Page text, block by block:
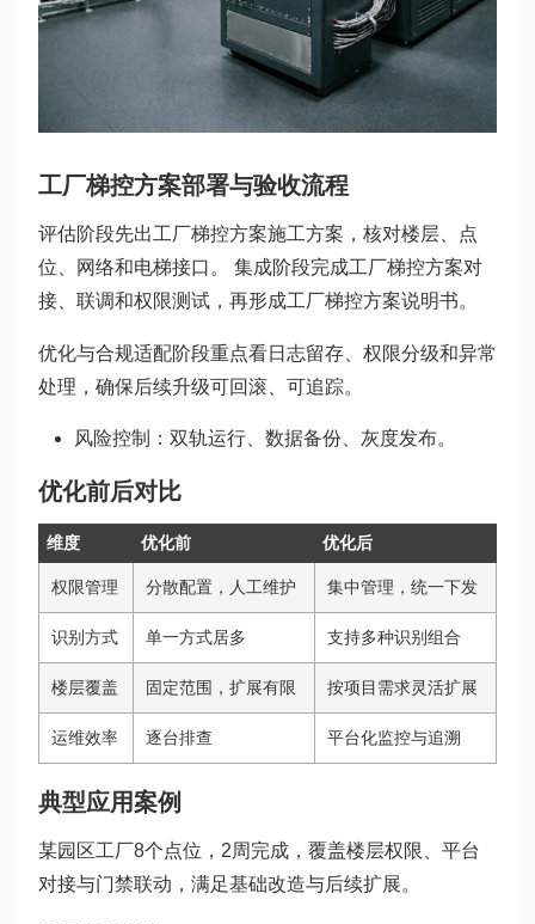
工厂梯控方案部署与验收流程
评估阶段先出工厂梯控方案施工方案，核对楼层、点
位、网络和电梯接口。 集成阶段完成工厂梯控方案对
接、联调和权限测试，再形成工厂梯控方案说明书。
优化与合规适配阶段重点看日志留存、权限分级和异常
处理，确保后续升级可回滚、可追踪。
风险控制：双轨运行、数据备份、灰度发布。
优化前后对比
维度 优化前 优化后
权限管理 分散配置，人工维护 集中管理，统一下发
识别方式 单一方式居多 支持多种识别组合
楼层覆盖 固定范围，扩展有限 按项目需求灵活扩展
运维效率 逐台排查 平台化监控与追溯
典型应用案例
某园区工厂8个点位，2周完成，覆盖楼层权限、平台
对接与门禁联动，满足基础改造与后续扩展。